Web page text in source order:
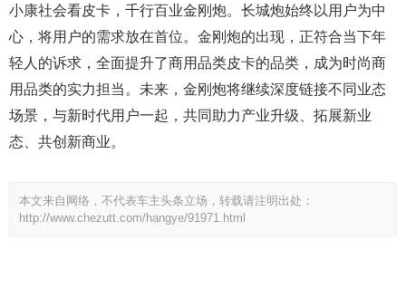
小康社会看皮卡，千行百业金刚炮。长城炮始终以用户为中
心，将用户的需求放在首位。金刚炮的出现，正符合当下年
轻人的诉求，全面提升了商用品类皮卡的品类，成为时尚商
用品类的实力担当。未来，金刚炮将继续深度链接不同业态
场景，与新时代用户一起，共同助力产业升级、拓展新业
态、共创新商业。
本文来自网络，不代表车主头条立场，转载请注明出处：
http://www.chezutt.com/hangye/91971.html